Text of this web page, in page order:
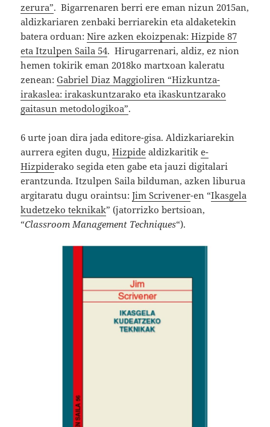
zerura”. Bigarrenaren berri ere eman nizun 2015an,
aldizkariaren zenbaki berriarekin eta aldaketekin
batera orduan:Nire azken ekoizpenak: Hizpide 87
eta Itzulpen Saila 54. Hirugarrenari, aldiz, ez nion
hemen tokirik eman 2018ko martxoan kaleratu
zenean:Gabriel Diaz Maggioliren “Hizkuntza-
irakaslea: irakaskuntzarako eta ikaskuntzarako
gaitasun metodologikoa”.
6 urte joan dira jada editore-gisa. Aldizkariarekin
aurrera egiten dugu,Hizpide aldizkaritike-
Hizpiderako segida eten gabe eta jauzi digitalari
erantzunda. Itzulpen Saila bilduman, azken liburua
argitaratu dugu oraintsu:Jim Scrivener-en “Ikasgela
kudetzeko teknikak” (jatorrizko bertsioan,
“Classroom Management Techniques“).